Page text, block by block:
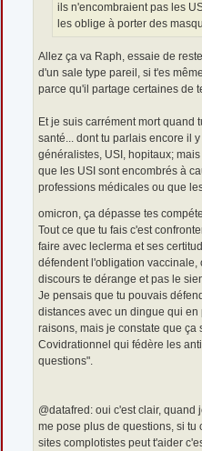
ils n'encombraient pas les
les oblige à porter des
Allez ça va Raph, essaie de
d'un sale type pareil, si t'es
parce qu'il partage certaines de
Et je suis carrément mort quand
santé... dont tu parlais encore il
généralistes, USI, hopitaux;
que les USI sont encombrés à
professions médicales ou que
omicron, ça dépasse tes
Tout ce que tu fais c'est
faire avec leclerma et ses
défendent l'obligation vaccinale,
discours te dérange et pas le
Je pensais que tu pouvais
distances avec un dingue qui
raisons, mais je constate que
Covidrationnel qui fédère les
questions".
@datafred: oui c'est clair,
me pose plus de questions, si tu
sites complotistes peut t'aider